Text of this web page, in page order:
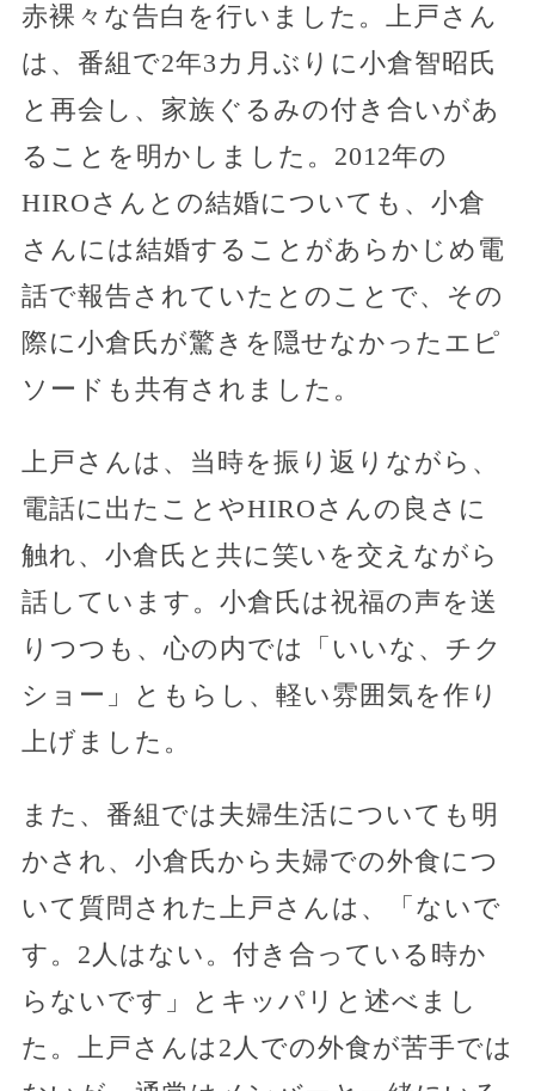
赤裸々な告白を行いました。上戸さん
は、番組で2年3カ月ぶりに小倉智昭氏
と再会し、家族ぐるみの付き合いがあ
ることを明かしました。2012年の
HIROさんとの結婚についても、小倉
さんには結婚することがあらかじめ電
話で報告されていたとのことで、その
際に小倉氏が驚きを隠せなかったエピ
ソードも共有されました。
上戸さんは、当時を振り返りながら、
電話に出たことやHIROさんの良さに
触れ、小倉氏と共に笑いを交えながら
話しています。小倉氏は祝福の声を送
りつつも、心の内では「いいな、チク
ショー」ともらし、軽い雰囲気を作り
上げました。
また、番組では夫婦生活についても明
かされ、小倉氏から夫婦での外食につ
いて質問された上戸さんは、「ないで
す。2人はない。付き合っている時か
らないです」とキッパリと述べまし
た。上戸さんは2人での外食が苦手では